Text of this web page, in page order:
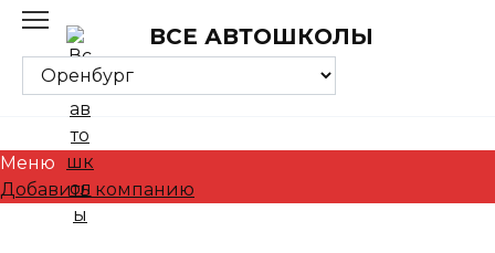
Skip
content
ВСЕ АВТОШКОЛЫ
Меню
Добавить компанию